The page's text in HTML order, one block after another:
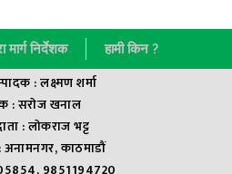
मार्ग निर्देशक हामी किन ?
: लक्ष्मण शर्मा
: सराेज खनाल
: लाेकराज भट्ट
अनामनगर, काठमाडौं